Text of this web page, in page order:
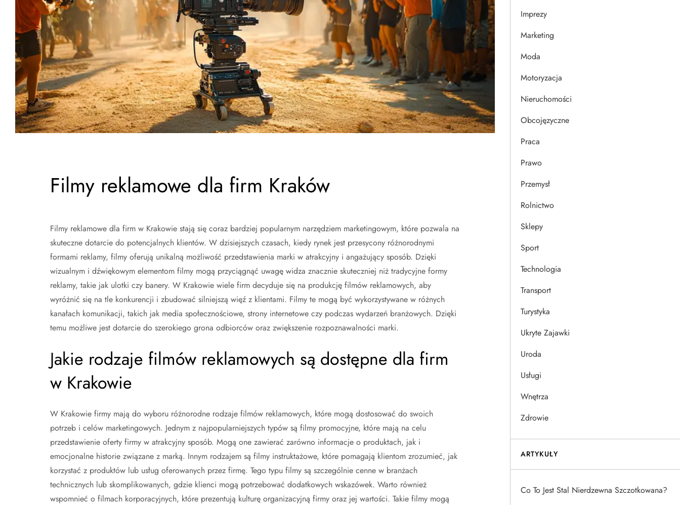
Filmy reklamowe dla firm Kraków
Filmy reklamowe dla firm w Krakowie stają się coraz bardziej popularnym narzędziem marketingowym, które pozwala na
skuteczne dotarcie do potencjalnych klientów. W dzisiejszych czasach, kiedy rynek jest przesycony różnorodnymi
formami reklamy, filmy oferują unikalną możliwość przedstawienia marki w atrakcyjny i angażujący sposób. Dzięki
wizualnym i dźwiękowym elementom filmy mogą przyciągnąć uwagę widza znacznie skuteczniej niż tradycyjne formy
reklamy, takie jak ulotki czy banery. W Krakowie wiele firm decyduje się na produkcję filmów reklamowych, aby
wyróżnić się na tle konkurencji i zbudować silniejszą więź z klientami. Filmy te mogą być wykorzystywane w różnych
kanałach komunikacji, takich jak media społecznościowe, strony internetowe czy podczas wydarzeń branżowych. Dzięki
temu możliwe jest dotarcie do szerokiego grona odbiorców oraz zwiększenie rozpoznawalności marki.
Jakie rodzaje filmów reklamowych są dostępne dla firm
w Krakowie
W Krakowie firmy mają do wyboru różnorodne rodzaje filmów reklamowych, które mogą dostosować do swoich
potrzeb i celów marketingowych. Jednym z najpopularniejszych typów są filmy promocyjne, które mają na celu
przedstawienie oferty firmy w atrakcyjny sposób. Mogą one zawierać zarówno informacje o produktach, jak i
emocjonalne historie związane z marką. Innym rodzajem są filmy instruktażowe, które pomagają klientom zrozumieć, jak
korzystać z produktów lub usług oferowanych przez firmę. Tego typu filmy są szczególnie cenne w branżach
technicznych lub skomplikowanych, gdzie klienci mogą potrzebować dodatkowych wskazówek. Warto również
wspomnieć o filmach korporacyjnych, które prezentują kulturę organizacyjną firmy oraz jej wartości. Takie filmy mogą
Imprezy
Marketing
Moda
Motoryzacja
Nieruchomości
Obcojęzyczne
Praca
Prawo
Przemysł
Rolnictwo
Sklepy
Sport
Technologia
Transport
Turystyka
Ukryte Zajawki
Uroda
Usługi
Wnętrza
Zdrowie
ARTYKUŁY
Co To Jest Stal Nierdzewna Szczotkowana?